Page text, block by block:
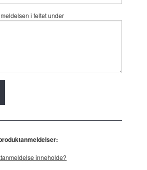
i feltet under
inneholde?